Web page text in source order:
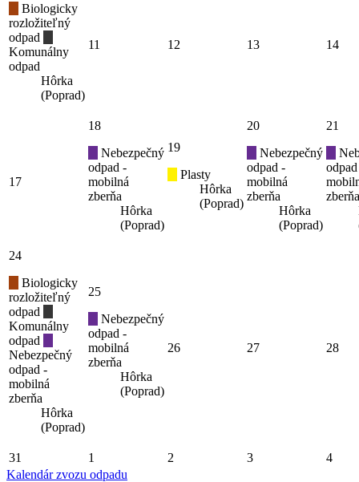
Biologicky
rozložiteľný
odpad
Komunálny
odpad
Hôrka
(Poprad)
11 12 13 14
17
18
Nebezpečný
odpad -
mobilná
zberňa
Hôrka
(Poprad)
19
Plasty
Hôrka
(Poprad)
20
Nebezpečný
odpad -
mobilná
zberňa
Hôrka
(Poprad)
21
zberňa
24
Biologicky
rozložiteľný
odpad
Komunálny
odpad
Nebezpečný
odpad -
mobilná
zberňa
Hôrka
(Poprad)
25
Nebezpečný
odpad -
mobilná
zberňa
Hôrka
(Poprad)
26 27 28
31 1 2 3
4
Kalendár zvozu odpadu